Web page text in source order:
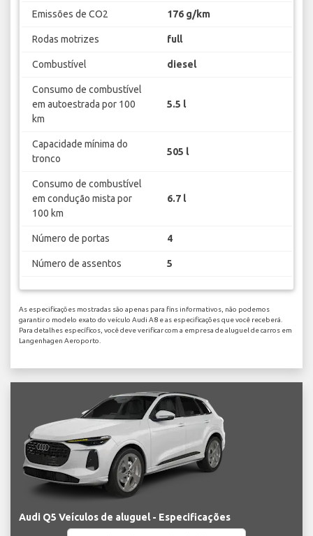
Emissões de CO2 176 g/km
Rodas motrizes full
Combustível diesel
Consumo de combustível
em autoestrada por 100
km
5.5 l
Capacidade mínima do
tronco
505 l
Consumo de combustível
em condução mista por
100 km
6.7 l
Número de portas 4
Número de assentos 5
As especificações mostradas são apenas para fins informativos, não podemos
garantir o modelo exato do veículo Audi A8 e as especificações que você receberá.
Para detalhes específicos, você deve verificar com a empresa de aluguel de carros em
Langenhagen Aeroporto.
Audi Q5 Veículos de aluguel - Especificações